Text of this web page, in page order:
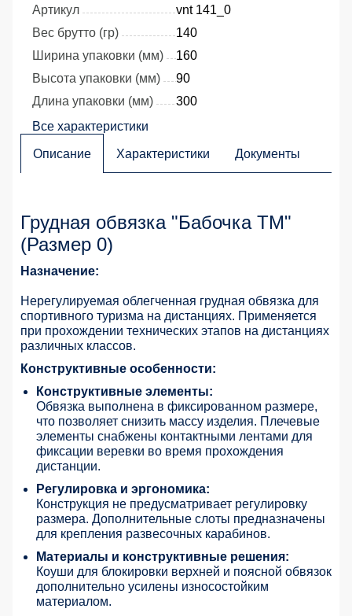
Артикул
vnt 141_0
Вес брутто (гр)
140
Ширина упаковки (мм)
160
Высота упаковки (мм)
90
Длина упаковки (мм)
300
Все характеристики
Описание Характеристики Документы
Грудная обвязка "Бабочка ТМ"
(Размер 0)
Назначение:
Нерегулируемая облегченная грудная обвязка для
спортивного туризма на дистанциях. Применяется
при прохождении технических этапов на дистанциях
различных классов.
Конструктивные особенности:
Конструктивные элементы:
Обвязка выполнена в фиксированном размере,
что позволяет снизить массу изделия. Плечевые
элементы снабжены контактными лентами для
фиксации веревки во время прохождения
дистанции.
Регулировка и эргономика:
Конструкция не предусматривает регулировку
размера. Дополнительные слоты предназначены
для крепления развесочных карабинов.
Материалы и конструктивные решения:
Коуши для блокировки верхней и поясной обвязок
дополнительно усилены износостойким
материалом.